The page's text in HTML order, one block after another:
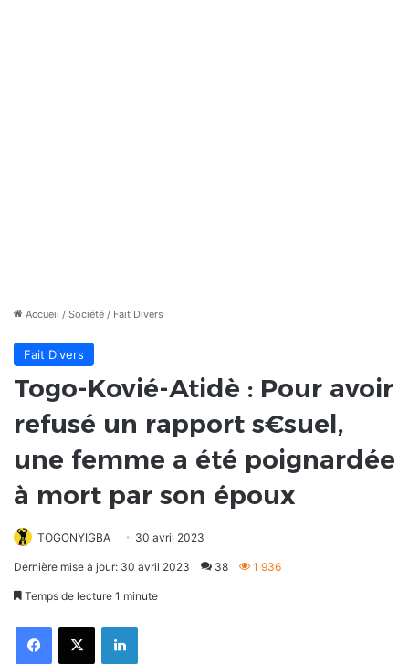
Accueil / Société / Fait Divers
Fait Divers
Togo-Kovié-Atidè : Pour avoir
refusé un rapport s€suel,
une femme a été poignardée
à mort par son époux
TOGONYIGBA 30 avril 2023
Dernière mise à jour: 30 avril 2023 38 1 936
Temps de lecture 1 minute
FacebookX Linkedin